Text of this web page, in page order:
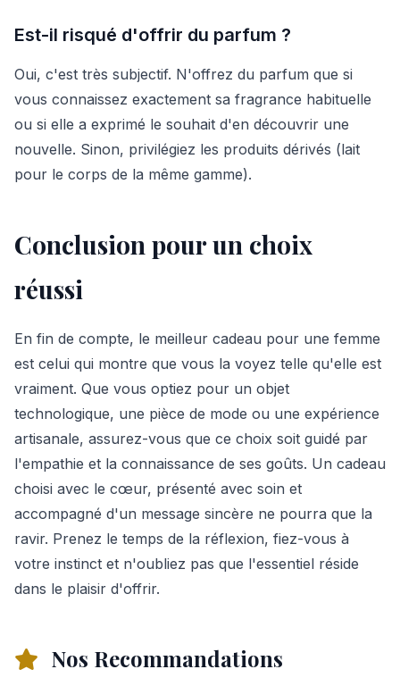
Est-il risqué d'offrir du parfum ?
Oui, c'est très subjectif. N'offrez du parfum que si
vous connaissez exactement sa fragrance habituelle
ou si elle a exprimé le souhait d'en découvrir une
nouvelle. Sinon, privilégiez les produits dérivés (lait
pour le corps de la même gamme).
Conclusion pour un choix
réussi
En fin de compte, le meilleur cadeau pour une femme
est celui qui montre que vous la voyez telle qu'elle est
vraiment. Que vous optiez pour un objet
technologique, une pièce de mode ou une expérience
artisanale, assurez-vous que ce choix soit guidé par
l'empathie et la connaissance de ses goûts. Un cadeau
choisi avec le cœur, présenté avec soin et
accompagné d'un message sincère ne pourra que la
ravir. Prenez le temps de la réflexion, fiez-vous à
votre instinct et n'oubliez pas que l'essentiel réside
dans le plaisir d'offrir.
Nos Recommandations